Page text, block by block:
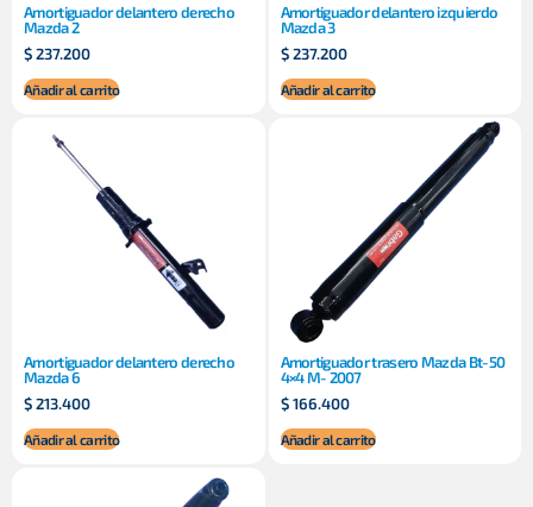
Amortiguador delantero derecho
Mazda 2
$237.200
Añadir al carrito
Amortiguador delantero izquierdo
Mazda 3
$237.200
Añadir al carrito
Amortiguador delantero derecho
Mazda 6
$213.400
Añadir al carrito
Amortiguador trasero Mazda Bt-50
4×4 M- 2007
$166.400
Añadir al carrito